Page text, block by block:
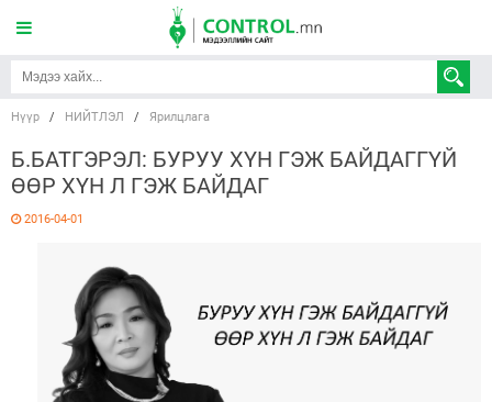
Нүүр / НИЙТЛЭЛ / Ярилцлага
Б.БАТГЭРЭЛ: БУРУУ ХҮН ГЭЖ БАЙДАГГҮЙ
ӨӨР ХҮН Л ГЭЖ БАЙДАГ
2016-04-01